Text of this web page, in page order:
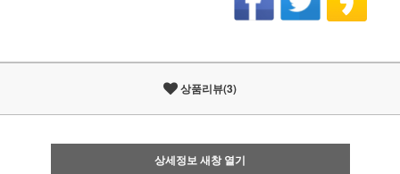
상품리뷰(3)
상세정보 새창 열기